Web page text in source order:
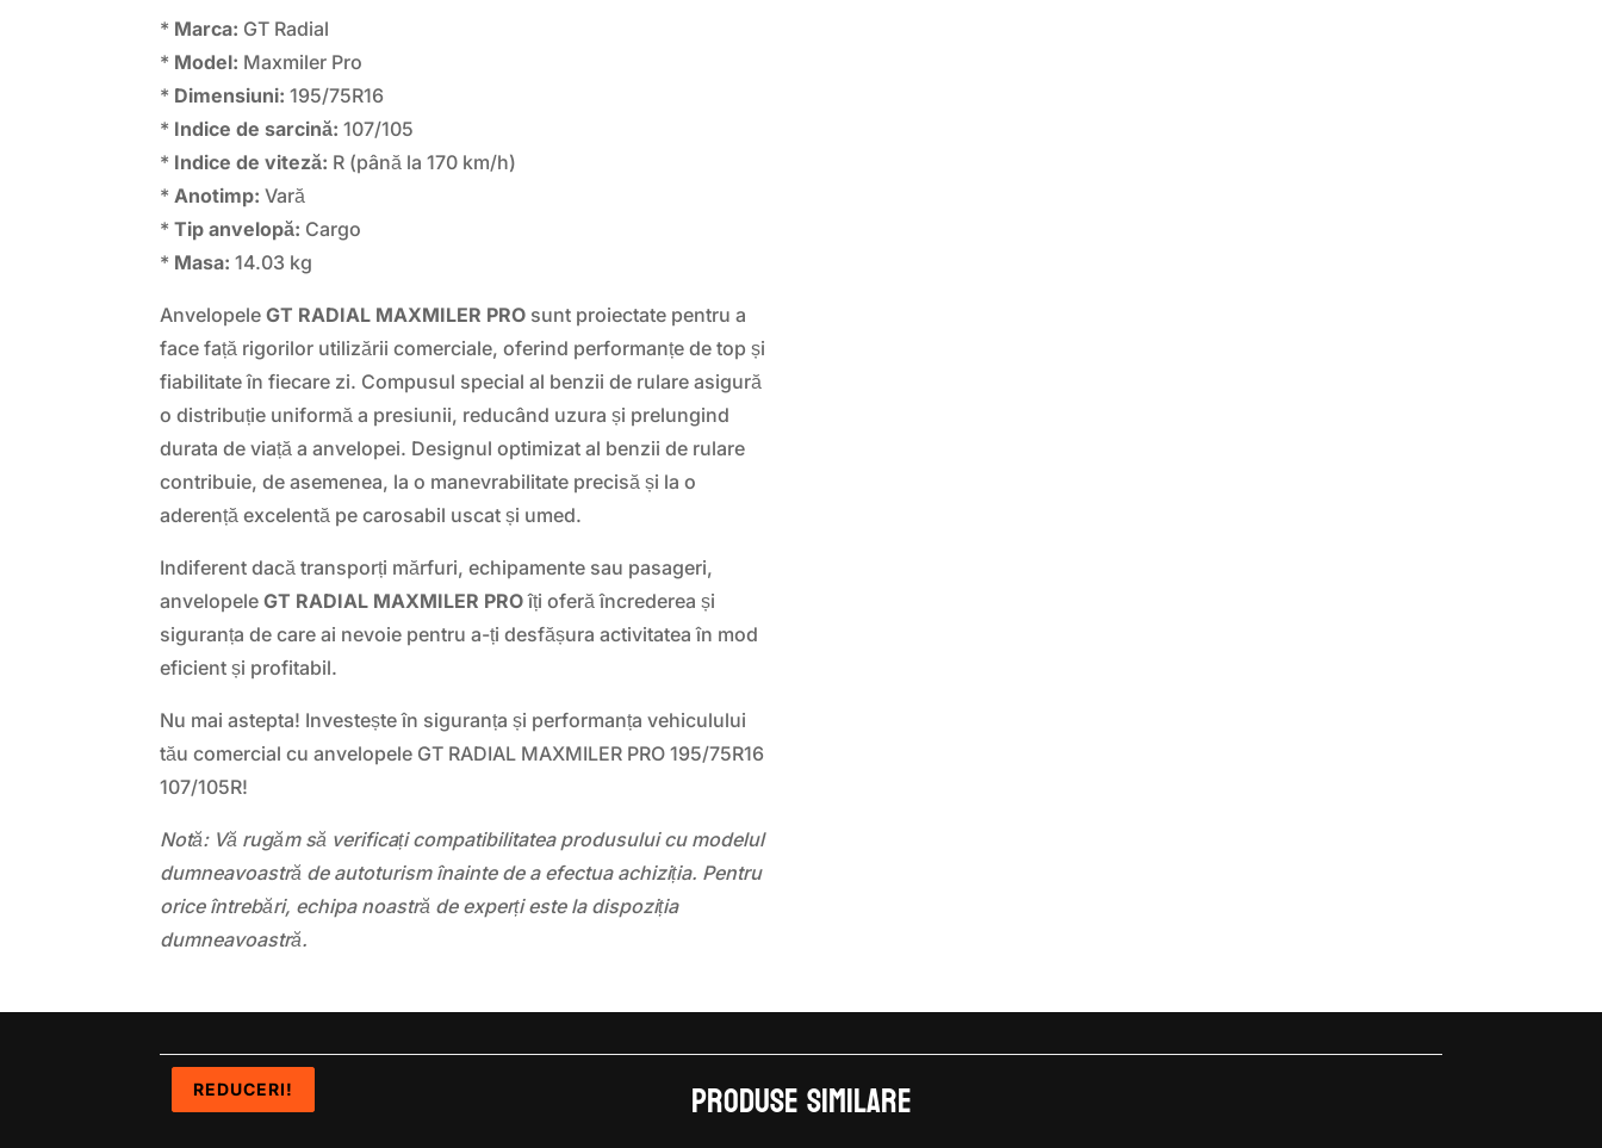
* Marca: GT Radial
* Model: Maxmiler Pro
* Dimensiuni: 195/75R16
* Indice de sarcină: 107/105
* Indice de viteză: R (până la 170 km/h)
* Anotimp: Vară
*Tip anvelopă: Cargo
* Masa: 14.03 kg
AnvelopeleGT RADIAL MAXMILER PRO sunt proiectate pentru a
face față rigorilor utilizării comerciale, oferind performanțe de top și
fiabilitate în fiecare zi. Compusul special al benzii de rulare asigură
o distribuție uniformă a presiunii, reducând uzura și prelungind
durata de viață a anvelopei. Designul optimizat al benzii de rulare
contribuie, de asemenea, la o manevrabilitate precisă și la o
aderență excelentă pe carosabil uscat și umed.
Indiferent dacă transporți mărfuri, echipamente sau pasageri,
anvelopeleGT RADIAL MAXMILER PROîți oferă încrederea și
siguranța de care ai nevoie pentru a-ți desfășura activitatea în mod
eficient și profitabil.
Nu mai astepta! Investește în siguranța și performanța vehiculului
tău comercial cu anvelopele GT RADIAL MAXMILER PRO 195/75R16
107/105R!
Notă: Vă rugăm să verificați compatibilitatea produsului cu modelul
dumneavoastră de autoturism înainte de a efectua achiziția. Pentru
orice întrebări, echipa noastră de experți este la dispoziția
dumneavoastră.
Produse similare
REDUCERI!
REDUCERI!